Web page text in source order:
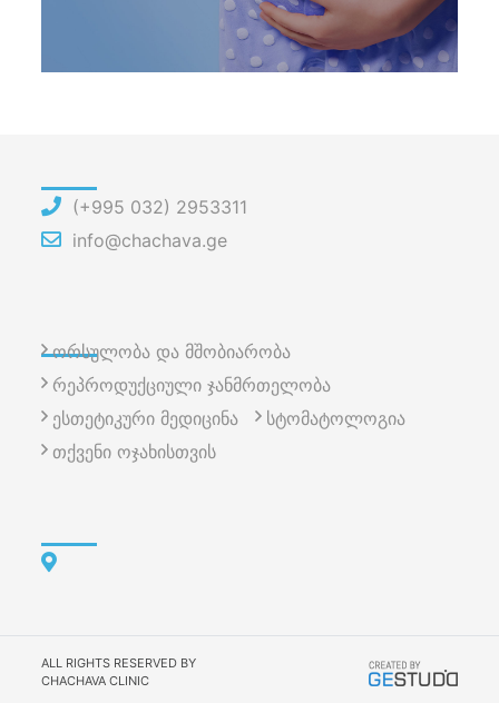
(+995 032) 2953311
info@chachava.ge
ორსულობა და მშობიარობა
რეპროდუქციული ჯანმრთელობა
ესთეტიკური მედიცინა
სტომატოლოგია
თქვენი ოჯახისთვის
ALL RIGHTS RESERVED BY
CHACHAVA CLINIC